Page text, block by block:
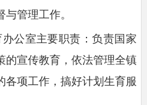
管理工作。
公室主要职责：负责国家
的宣传教育，依法管理全镇
各项工作，搞好计划生育服